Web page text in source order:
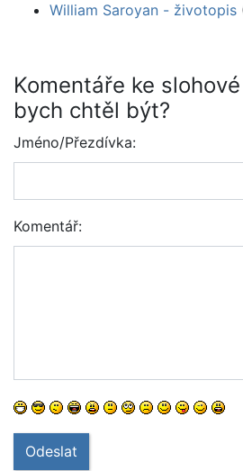
William Saroyan - životopis
Komentáře ke
bych chtěl být?
Jméno/Přezdívka:
Komentář:
Odeslat